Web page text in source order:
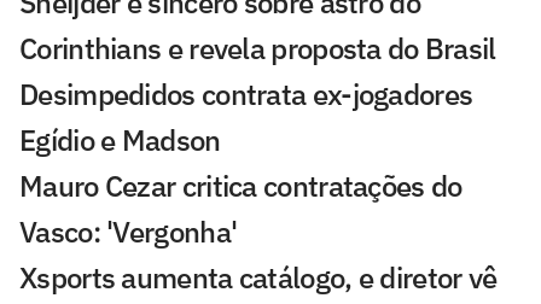
Corinthians e revela proposta do Brasil
Desimpedidos contrata ex-jogadores
Egídio e Madson
Mauro Cezar critica contratações do
Vasco: 'Vergonha'
Xsports aumenta catálogo, e diretor vê